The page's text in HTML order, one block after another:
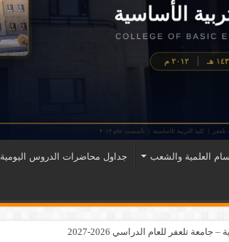
العلمية والشعب جداول محاضرات الدروس اليومية
تلعفر للعام الدراسي 2026-2027